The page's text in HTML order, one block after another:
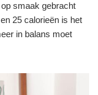
smaak gebracht
25 calorieën is het
in balans moet